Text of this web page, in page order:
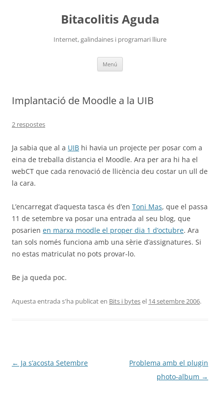
Bitacolitis Aguda
Internet, galindaines i programari lliure
Menú
Implantació de Moodle a la UIB
2 respostes
Ja sabia que al a UIB hi havia un projecte per posar com a
eina de treballa distancia el Moodle. Ara per ara hi ha el
webCT que cada renovació de llicència deu costar un ull de
la cara.
L’encarregat d’aquesta tasca és d’en Toni Mas, que el passa
11 de setembre va posar una entrada al seu blog, que
posarien en marxa moodle el proper dia 1 d’octubre. Ara
tan sols només funciona amb una sèrie d’assignatures. Si
no estas matriculat no pots provar-lo.
Be ja queda poc.
Aquesta entrada s'ha publicat en Bits i bytesel 14 setembre 2006.
Navegació
← Ja s’acosta Setembre
Problema amb el plugin
photo-album →